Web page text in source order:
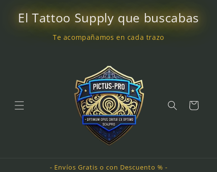
passer
au
contenu
El Tattoo Supply que buscabas
Te acompañamos en cada trazo
Panier
- Envíos Gratis o con Descuento % -